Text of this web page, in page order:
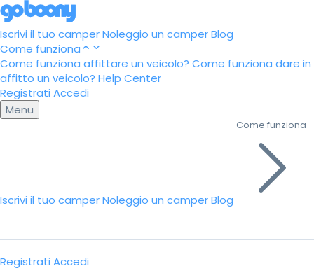
Iscrivi il tuo camperNoleggio un camperBlog
Come funziona
Come funziona affittare un veicolo? Come funziona dare in
affitto un veicolo? Help Center
Registrati Accedi
Menu
Iscrivi il tuo camperNoleggio un camperBlog
Come funziona
Registrati Accedi